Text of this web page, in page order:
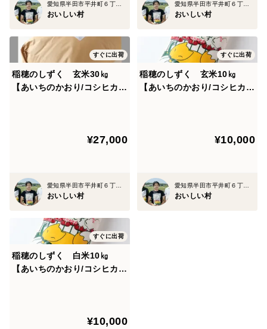
愛知県半田市平井町６丁目３３番地
おいしい村
愛知県半田市平井町６丁目３３番地
おいしい村
すぐに出荷
稲穂のしずく 玄米30㎏
【あいちのかおり/コシヒカ
¥27,000
おいしい村
すぐに出荷
稲穂のしずく 玄米10㎏
【あいちのかおり/コシヒカ
¥10,000
おいしい村
すぐに出荷
稲穂のしずく 白米10㎏
【あいちのかおり/コシヒカ
¥10,000